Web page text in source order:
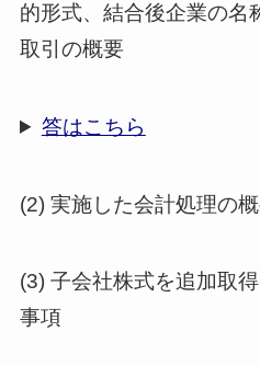
的形式、結合後企業の名
取引の概要
答はこちら
(2) 実施した会計処理の
(3) 子会社株式を追加取
事項